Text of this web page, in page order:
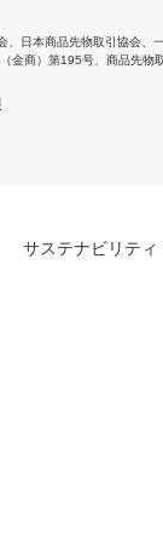
日本商品先物取引協会
金商）第195号、商品先物
サステナビリティ